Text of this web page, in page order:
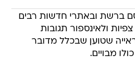
ברשת ובאתרי חדשות רבים
ולאינספור תגובות
שטוען שבכלל מדובר
מבויים.